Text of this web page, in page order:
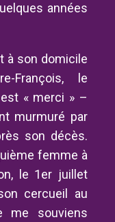
années
à son domicile
François, le
« merci » –
murmuré par
son décès.
femme à
le 1er juillet
cercueil au
me souviens